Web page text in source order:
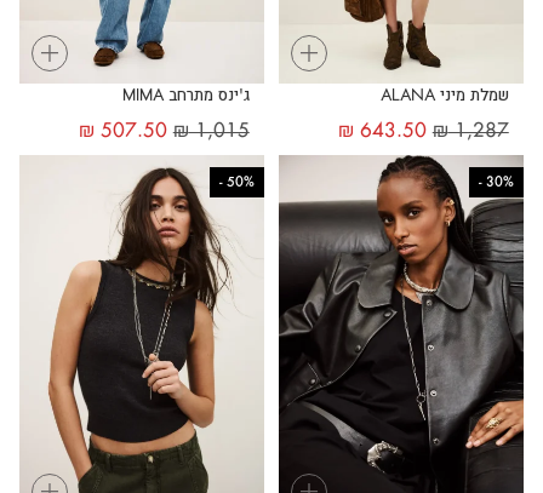
+
שמלת מיני ALANA
₪1,287
₪ 643.50
+
ג'ינס מתרחב MIMA
₪1,015
₪ 507.50
30%
-
50%
-